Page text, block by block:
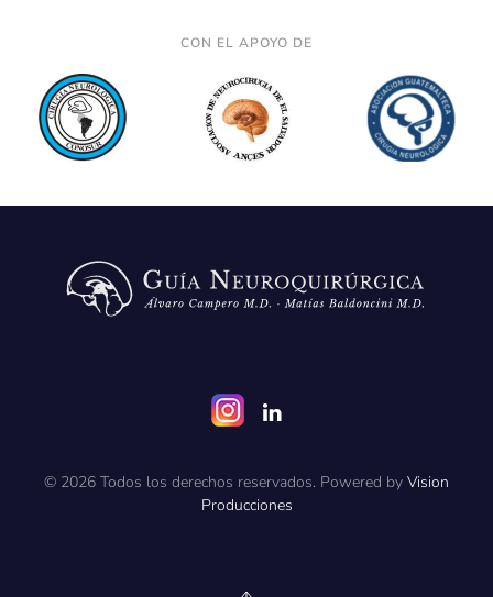
CON EL APOYO DE
© 2026 Todos los derechos reservados. Powered by Vision
Producciones